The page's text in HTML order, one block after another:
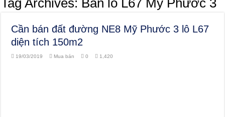
Cần bán đất đường NE8 Mỹ Phước 3 lô L67
diện tích 150m2
19/03/2019 Mua bán 0 1,420